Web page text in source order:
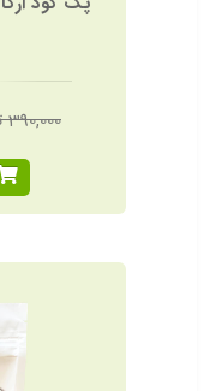
390,000 تومان